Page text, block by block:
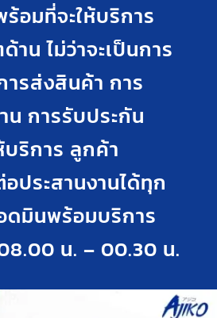
ร้อมที่จะให้บริการ
าน ไม่ว่าจะเป็นการ
รส่งสินค้า การ
น การรับประกัน
ริการ ลูกค้า
ประสานงานได้ทุก
ดมินพร้อมบริการ
น. – 00.30 น.